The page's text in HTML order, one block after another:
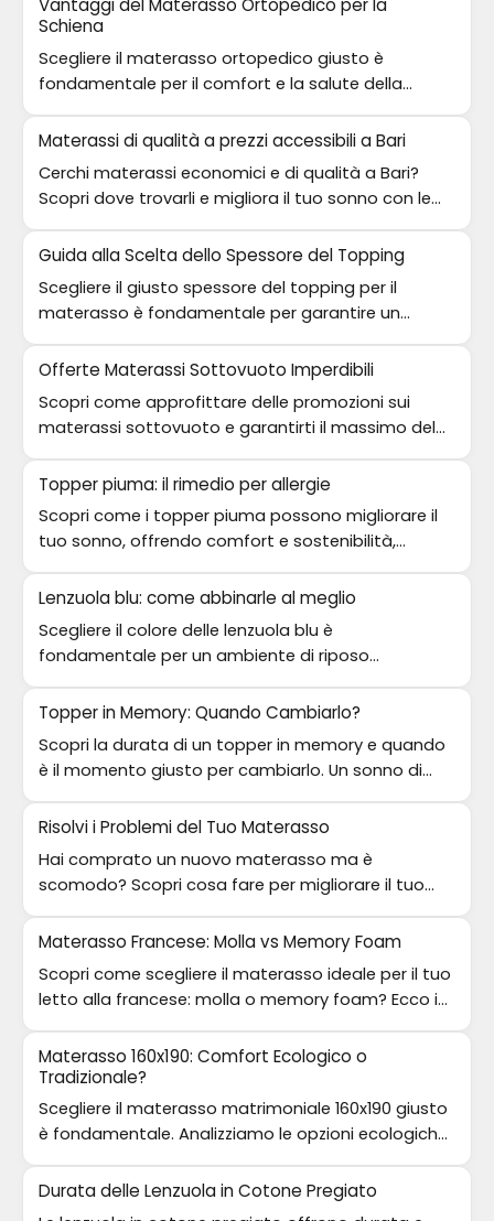
Vantaggi del Materasso Ortopedico per la
Schiena
Scegliere il materasso ortopedico giusto è
fondamentale per il comfort e la salute della
schiena. Scopri i suoi vantaggi!
Materassi di qualità a prezzi accessibili a Bari
Cerchi materassi economici e di qualità a Bari?
Scopri dove trovarli e migliora il tuo sonno con le
Guida alla Scelta dello Spessore del Topping
Scegliere il giusto spessore del topping per il
materasso è fondamentale per garantire un
Offerte Materassi Sottovuoto Imperdibili
Scopri come approfittare delle promozioni sui
materassi sottovuoto e garantirti il massimo del
Topper piuma: il rimedio per allergie
Scopri come i topper piuma possono migliorare il
tuo sonno, offrendo comfort e sostenibilità,
perfetti per chi ha allergie.
Lenzuola blu: come abbinarle al meglio
Scegliere il colore delle lenzuola blu è
fondamentale per un ambiente di riposo
confortevole e di stile. Scopri i migliori
abbinamenti!
Topper in Memory: Quando Cambiarlo?
Scopri la durata di un topper in memory e quando
è il momento giusto per cambiarlo. Un sonno di
Risolvi i Problemi del Tuo Materasso
Hai comprato un nuovo materasso ma è
scomodo? Scopri cosa fare per migliorare il tuo
Materasso Francese: Molla vs Memory Foam
Scopri come scegliere il materasso ideale per il tuo
letto alla francese: molla o memory foam? Ecco i
Materasso 160x190: Comfort Ecologico o
Tradizionale?
Scegliere il materasso matrimoniale 160x190 giusto
è fondamentale. Analizziamo le opzioni ecologiche
e tradizionali per il tuo comfort.
Durata delle Lenzuola in Cotone Pregiato